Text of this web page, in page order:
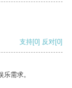
支持[0] 反对[0]
需求。